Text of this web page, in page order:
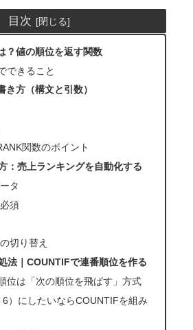
目次
？値の順位を返す関数
できること
き方（構文と引数）
関数のポイント
：売上ランキングを自動化する
タ
須
切り替え
法｜COUNTIFで連番順位を作る
位は「次の順位を飛ばす」方式
）にしたいならCOUNTIFを組み